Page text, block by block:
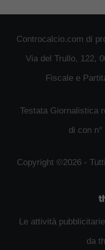
Controcalcio.com di
Via del Trullo, 122,
Fiscale e
Testata Giornalistica
di con
Copyright ©2026 -
Le attività
da